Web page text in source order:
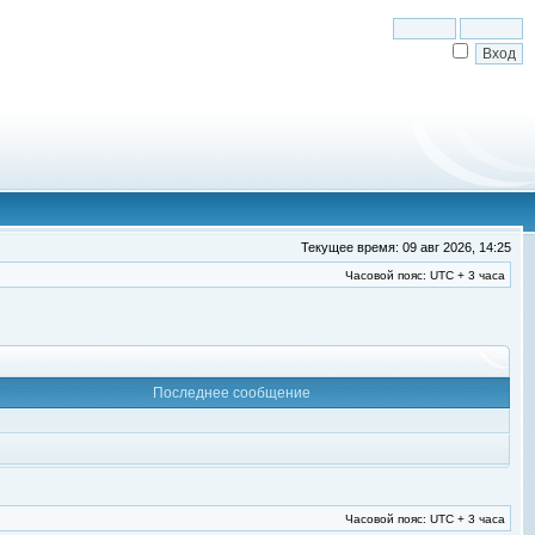
Текущее время: 09 авг 2026, 14:25
Часовой пояс: UTC + 3 часа
Последнее сообщение
Часовой пояс: UTC + 3 часа